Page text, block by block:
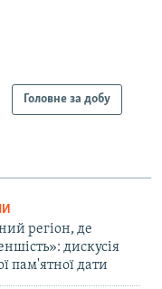
Головне за добу
регіон, де
дискусія
пам'ятної дати